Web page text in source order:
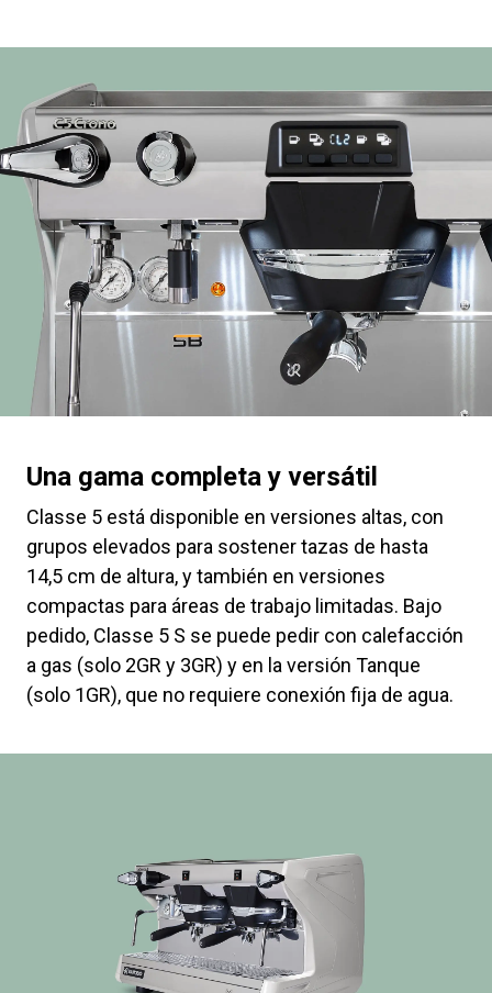
Una gama completa y versátil
Classe 5 está disponible en versiones altas, con
grupos elevados para sostener tazas de hasta
14,5 cm de altura, y también en versiones
compactas para áreas de trabajo limitadas. Bajo
pedido, Classe 5 S se puede pedir con calefacción
a gas (solo 2GR y 3GR) y en la versión Tanque
(solo 1GR), que no requiere conexión fija de agua.
Descargar
Más